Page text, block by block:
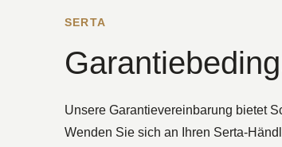
SERTA
Unsere Garantievereinbarung bietet
Wenden Sie sich an Ihren Serta-